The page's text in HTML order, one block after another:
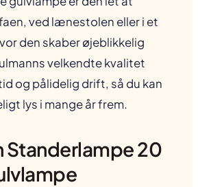
ved lænestolen eller i et
den skaber øjeblikkelig
velkendte kvalitet
og pålidelig drift, så du kan
lys i mange år frem.
Standerlampe 20